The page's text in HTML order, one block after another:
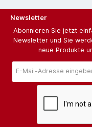
Newsletter
Abonnieren Sie jetzt
Newsletter und Sie
neue Produkte